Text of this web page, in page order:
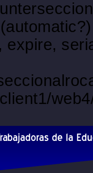
expire,